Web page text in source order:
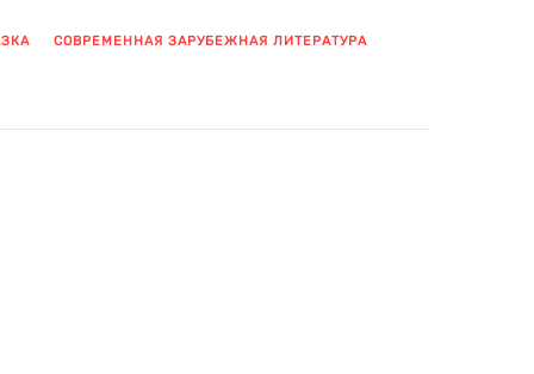
СОВРЕМЕННАЯ ЗАРУБЕЖНАЯ ЛИТЕРАТУРА